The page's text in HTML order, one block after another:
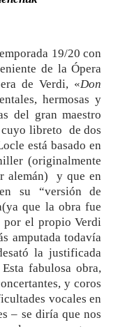
19/20 con
de la Ópera
de Verdi, «Don
hermosas y
del gran maestro
libreto de dos
está basado en
(originalmente
alemán) y que en
su “versión de
que la obra fue
por el propio Verdi
amputada todavía
la justificada
fabulosa obra,
y coros
vocales en
– se diría que nos